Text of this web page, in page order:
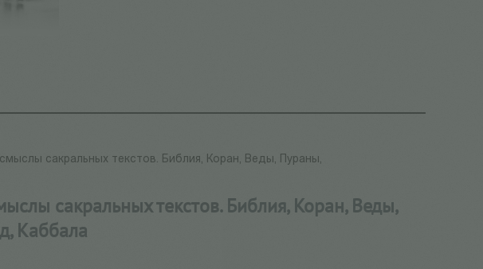
сакральных текстов. Библия, Коран, Веды, Пураны,
сакральных текстов. Библия, Коран, Веды,
Каббала